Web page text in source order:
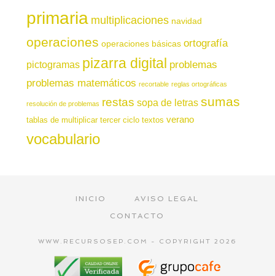
primaria multiplicaciones navidad
operaciones operaciones básicas ortografía
pictogramas pizarra digital problemas
problemas matemáticos recortable reglas ortográficas
resolución de problemas restas sopa de letras sumas
tablas de multiplicar tercer ciclo textos verano
vocabulario
INICIO
AVISO LEGAL
CONTACTO
WWW.RECURSOSEP.COM - COPYRIGHT 2026